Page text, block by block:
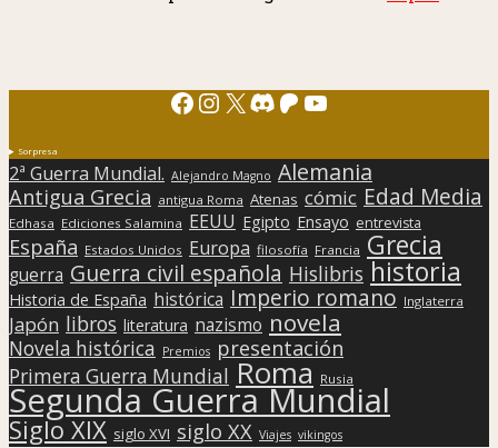
Facebook
Instagram
X Discord
Patreon
YouTube
Sorpresa
2ª Guerra Mundial. Alejandro Magno Alemania
Antigua Grecia antigua Roma Atenas cómic Edad Media
Edhasa Ediciones Salamina EEUU Egipto Ensayo entrevista
España Estados Unidos Europa filosofía Francia Grecia
guerra Guerra civil española Hislibris historia
Historia de España histórica Imperio romano Inglaterra
Japón libros literatura nazismo novela
Novela histórica Premios presentación
Primera Guerra Mundial Roma Rusia
Segunda Guerra Mundial
Siglo XIX siglo XVI siglo XX Viajes vikingos